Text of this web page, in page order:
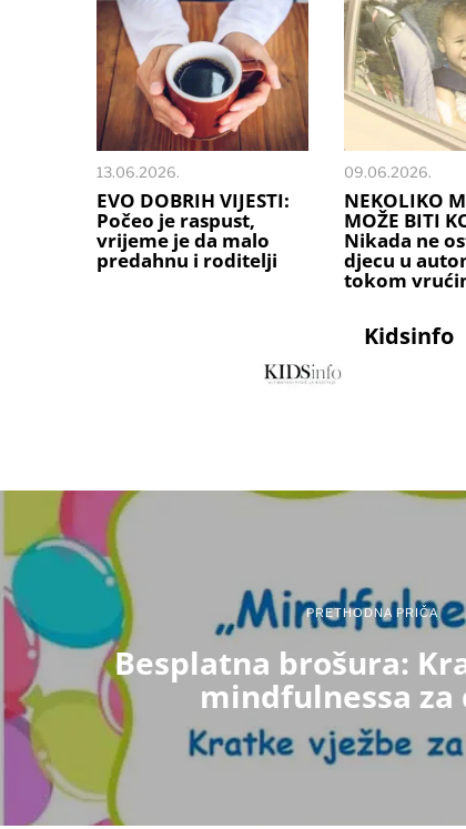
13.06.2026.
EVO DOBRIH VIJESTI:
Počeo je raspust,
vrijeme je da malo
predahnu i roditelji
09.06.2026.
NEKOLIKO
MOŽE BITI
Nikada ne
djecu u
tokom
Kidsinfo
PRETHODNA PRIČA
Besplatna brošura:
mindfulnessa za